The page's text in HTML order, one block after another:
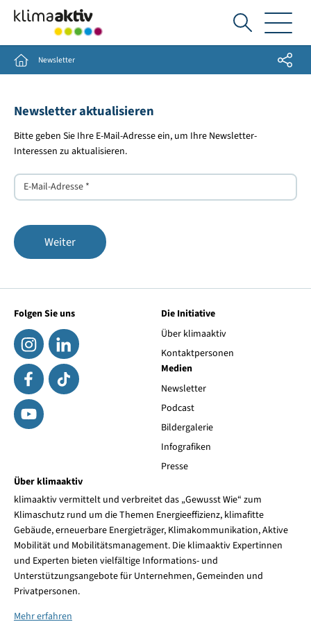
Ich
suche...
Home Newsletter Share
Newsletter aktualisieren
Bitte geben Sie Ihre E-Mail-Adresse ein, um Ihre Newsletter-
Interessen zu aktualisieren.
E-
Mail
Folgen Sie uns
Die Initiative
Über klimaaktiv
Kontaktpersonen
Medien
Newsletter
Podcast
Bildergalerie
Infografiken
Presse
Über klimaaktiv
klimaaktiv vermittelt und verbreitet das „Gewusst Wie“ zum
Klimaschutz rund um die Themen Energieeffizienz, klimafitte
Gebäude, erneuerbare Energieträger, Klimakommunikation, Aktive
Mobilität und Mobilitätsmanagement. Die klimaaktiv Expertinnen
und Experten bieten vielfältige Informations- und
Unterstützungsangebote für Unternehmen, Gemeinden und
Privatpersonen.
Mehr erfahren